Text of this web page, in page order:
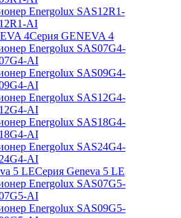
Energolux SAS12R1-
AI
Серия GENEVA 4
Energolux SAS07G4-
AI
Energolux SAS09G4-
AI
Energolux SAS12G4-
AI
Energolux SAS18G4-
AI
Energolux SAS24G4-
AI
Серия Geneva 5 LE
Energolux SAS07G5-
AI
Energolux SAS09G5-